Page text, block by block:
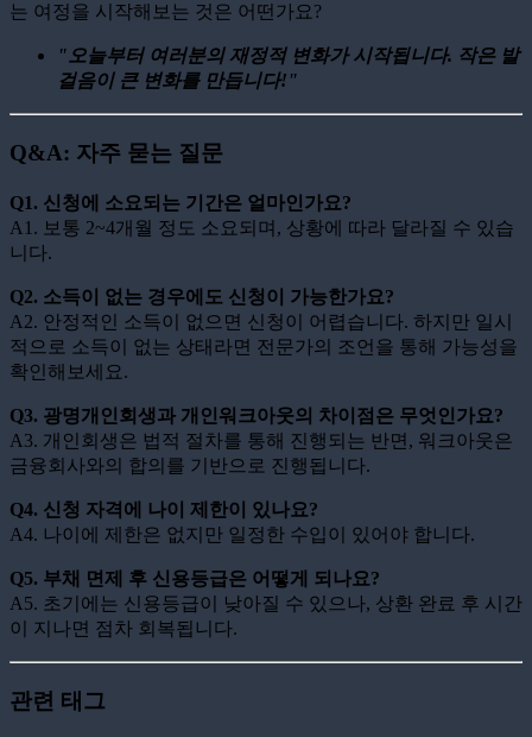
는 여정을 시작해보는 것은 어떤가요?
"오늘부터 여러분의 재정적 변화가 시작됩니다. 작은 발
걸음이 큰 변화를 만듭니다!"
Q&A: 자주 묻는 질문
Q1. 신청에 소요되는 기간은 얼마인가요?
A1. 보통 2~4개월 정도 소요되며, 상황에 따라 달라질 수 있습
니다.
Q2. 소득이 없는 경우에도 신청이 가능한가요?
A2. 안정적인 소득이 없으면 신청이 어렵습니다. 하지만 일시
적으로 소득이 없는 상태라면 전문가의 조언을 통해 가능성을
확인해보세요.
Q3. 광명개인회생과 개인워크아웃의 차이점은 무엇인가요?
A3. 개인회생은 법적 절차를 통해 진행되는 반면, 워크아웃은
금융회사와의 합의를 기반으로 진행됩니다.
Q4. 신청 자격에 나이 제한이 있나요?
A4. 나이에 제한은 없지만 일정한 수입이 있어야 합니다.
Q5. 부채 면제 후 신용등급은 어떻게 되나요?
A5. 초기에는 신용등급이 낮아질 수 있으나, 상환 완료 후 시간
이 지나면 점차 회복됩니다.
관련 태그